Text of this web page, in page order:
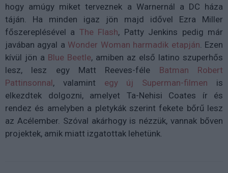
hogy amúgy miket terveznek a Warnernál a DC háza
táján. Ha minden igaz jön majd idővel Ezra Miller
főszereplésével a The Flash, Patty Jenkins pedig már
javában agyal a Wonder Woman harmadik etapján. Ezen
kívül jön a Blue Beetle, amiben az első latino szuperhős
lesz, lesz egy Matt Reeves-féle Batman Robert
Pattinsonnal, valamint egy új Superman-filmen is
elkezdtek dolgozni, amelyet Ta-Nehisi Coates ír és
rendez és amelyben a pletykák szerint fekete bőrű lesz
az Acélember. Szóval akárhogy is nézzük, vannak bőven
projektek, amik miatt izgatottak lehetünk.